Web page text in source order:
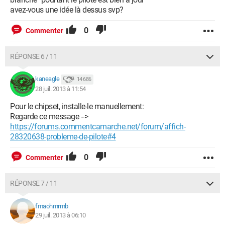
avez-vous une idée là dessus svp?
Commenter 0
RÉPONSE 6 / 11
kaneagle 14 686
28 juil. 2013 à 11:54
Pour le chipset, installe-le manuellement:
Regarde ce message -->
https://forums.commentcamarche.net/forum/affich-
28320638-probleme-de-pilote#4
Commenter 0
RÉPONSE 7 / 11
fmaohmrmb
29 juil. 2013 à 06:10